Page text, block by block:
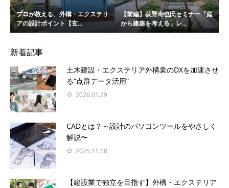
プロが教える、外構・エクステリ
アの設計ポイント【玄...
【前編】荻野寿也氏セミナー「庭
から建築を考える」レ...
新着記事
土木建設・エクステリア外構業のDXを加速させ
る“点群データ活用”
2026.01.29
CADとは？～設計のパソコンツールをやさしく
解説〜
2025.11.18
【建設業で独立を目指す】外構・エクステリア